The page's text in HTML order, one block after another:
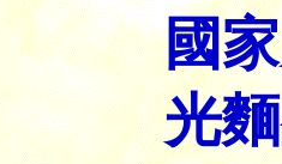
國
光